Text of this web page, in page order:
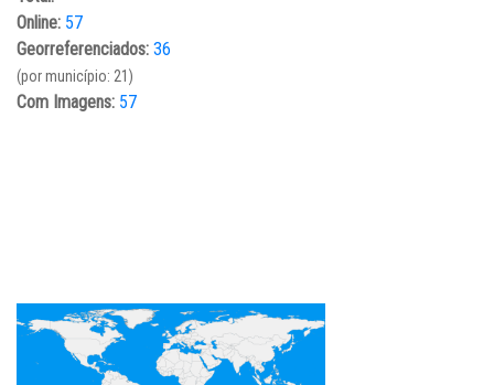
Online: 57
Georreferenciados: 36
(por município: 21)
Com Imagens: 57